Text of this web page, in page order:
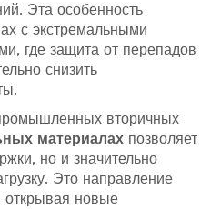
Эта особенность
с экстремальными
где защита от перепадов
снизить
вторичных
материалах позволяет
но и значительно
Это направление
открывая новые